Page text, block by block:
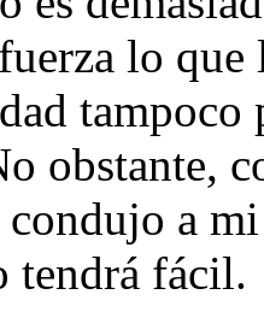
lo
tampoco
obstante,
a
tendrá fácil.